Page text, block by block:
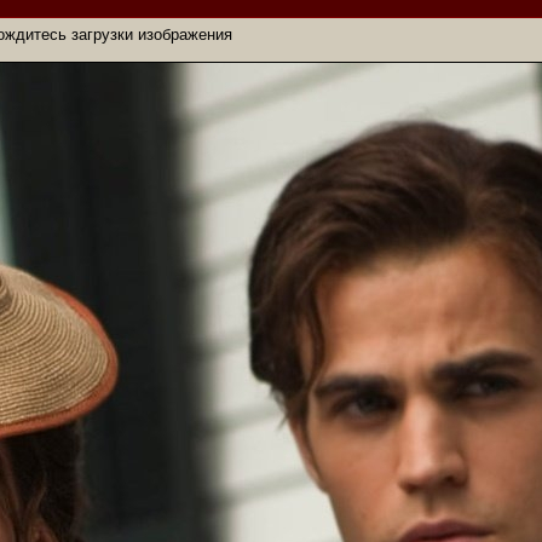
загрузки изображения